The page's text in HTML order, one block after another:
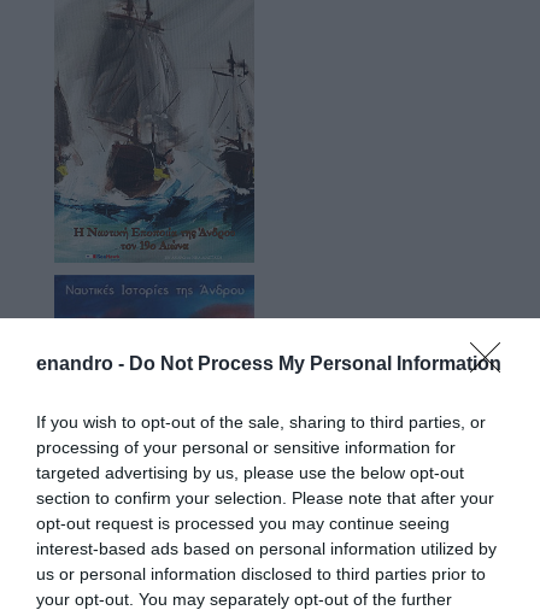
enandro - Do Not Process My Personal Information
If you wish to opt-out of the sale, sharing to third parties, or
processing of your personal or sensitive information for
targeted advertising by us, please use the below opt-out
section to confirm your selection. Please note that after your
opt-out request is processed you may continue seeing
interest-based ads based on personal information utilized by
us or personal information disclosed to third parties prior to
your opt-out. You may separately opt-out of the further